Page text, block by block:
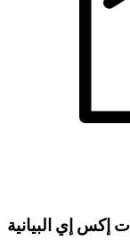
إي البيانية